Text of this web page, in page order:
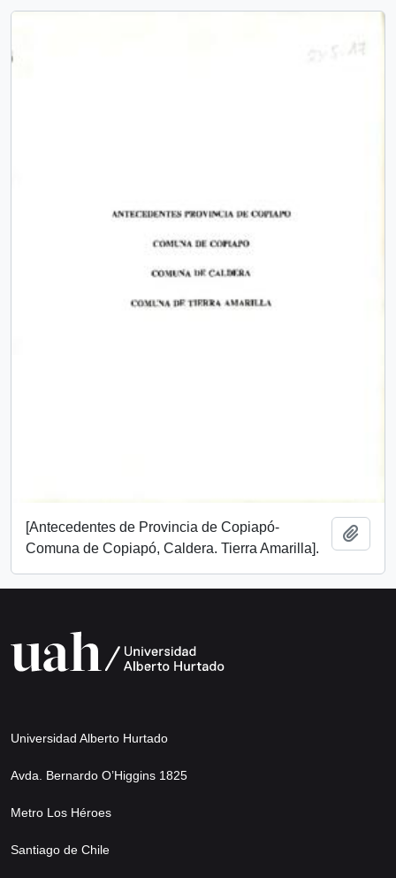
[Antecedentes de Provincia de Copiapó-
Comuna de Copiapó, Caldera. Tierra Amarilla].
Universidad Alberto Hurtado
Avda. Bernardo O’Higgins 1825
Metro Los Héroes
Santiago de Chile